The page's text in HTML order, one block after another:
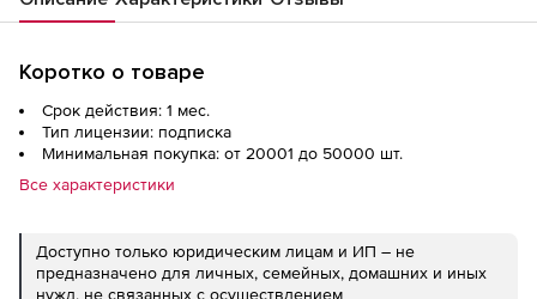
Коротко о товаре
Срок действия: 1 мес.
Тип лицензии: подписка
Минимальная покупка: от 20001 до 50000 шт.
Все характеристики
Доступно только юридическим лицам и ИП – не
предназначено для личных, семейных, домашних и иных
нужд, не связанных с осуществлением